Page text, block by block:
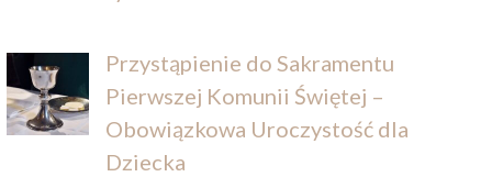
Przystąpienie do Sakramentu
Pierwszej Komunii Świętej –
Obowiązkowa Uroczystość dla
Dziecka